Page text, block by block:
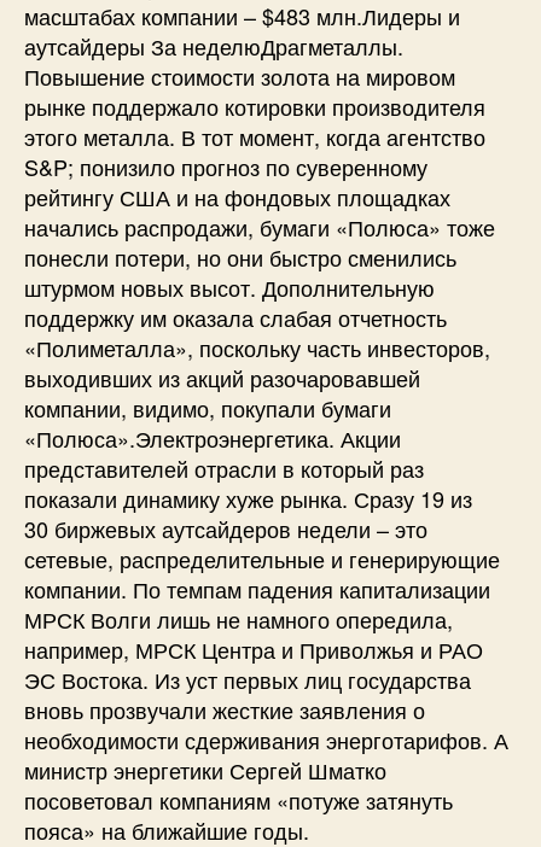
масштабах компании – $483 млн.Лидеры и
аутсайдеры За неделюДрагметаллы.
Повышение стоимости золота на мировом
рынке поддержало котировки производителя
этого металла. В тот момент, когда агентство
S&P; понизило прогноз по суверенному
рейтингу США и на фондовых площадках
начались распродажи, бумаги «Полюса» тоже
понесли потери, но они быстро сменились
штурмом новых высот. Дополнительную
поддержку им оказала слабая отчетность
«Полиметалла», поскольку часть инвесторов,
выходивших из акций разочаровавшей
компании, видимо, покупали бумаги
«Полюса».Электроэнергетика. Акции
представителей отрасли в который раз
показали динамику хуже рынка. Сразу 19 из
30 биржевых аутсайдеров недели – это
сетевые, распределительные и генерирующие
компании. По темпам падения капитализации
МРСК Волги лишь не намного опередила,
например, МРСК Центра и Приволжья и РАО
ЭС Востока. Из уст первых лиц государства
вновь прозвучали жесткие заявления о
необходимости сдерживания энерготарифов. А
министр энергетики Сергей Шматко
посоветовал компаниям «потуже затянуть
пояса» на ближайшие годы.